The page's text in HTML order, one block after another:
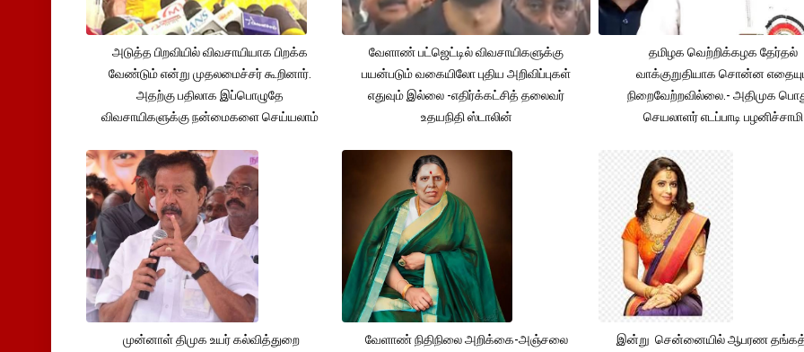
அடுத்த பிறவியில் விவசாயியாக பிறக்க
வேண்டும் என்று முதலமைச்சர் கூறினார்.
அதற்கு பதிலாக இப்பொழுதே
விவசாயிகளுக்கு நன்மைகளை செய்யலாம்
வேளாண் பட்ஜெட்டில் விவசாயிகளுக்கு
பயன்படும் வகையிலோ புதிய அறிவிப்புகள்
எதுவும் இல்லை -எதிர்க்கட்சித் தலைவர்
உதயநிதி ஸ்டாலின்
தமிழக வெற்றிக்கழக தேர்தல்
வாக்குறுதியாக சொன்ன
நிறைவேற்றவில்லை.- அதிமுக
செயலாளர் எடப்பாடி பழனிச்சாமி
முன்னாள் திமுக உயர் கல்வித்துறை
வேளாண் நிதிநிலை அறிக்கை-அஞ்சலை
இன்று சென்னையில் ஆபரண